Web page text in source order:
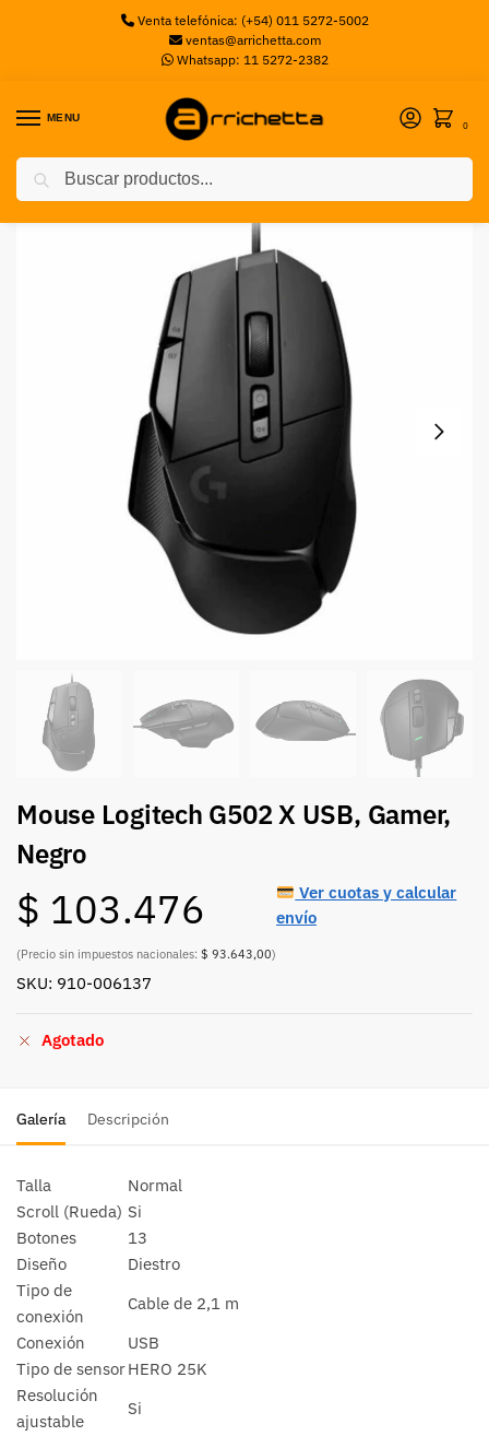
Venta telefónica: (+54) 011 5272-5002
ventas@arrichetta.com
Whatsapp: 11 5272-2382
MENU
0
Inicio Mouse Gaming / Mouse Logitech G502 X USB, Gamer, Negro
Mouse Logitech G502 X USB, Gamer,
Negro
$ 103.476
(Precio sin impuestos nacionales: $ 93.643,00)
Ver cuotas y calcular
envío
SKU: 910-006137
Agotado
Galería Descripción
Talla
Normal
Scroll (Rueda) Si
Botones
13
Diseño
Diestro
Tipo de
conexión
Cable de 2,1 m
Conexión
USB
Tipo de sensorHERO 25K
Resolución
ajustable
Si